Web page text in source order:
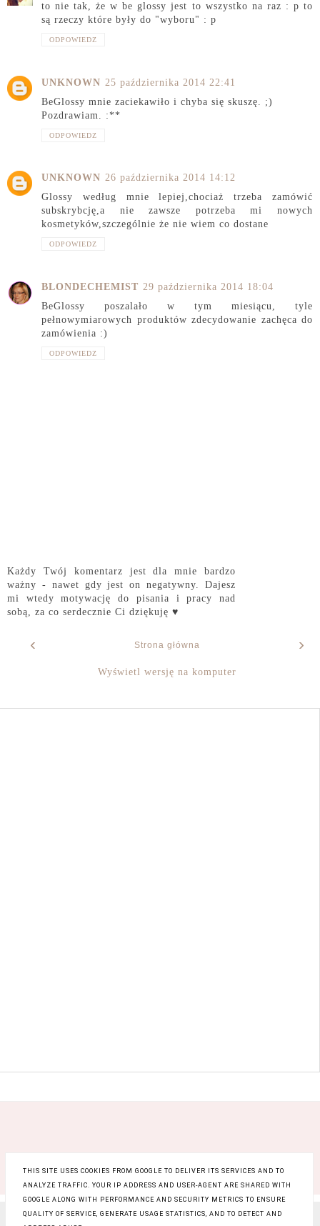
to nie tak, że w be glossy jest to wszystko na raz : p to
są rzeczy które były do "wyboru" : p
ODPOWIEDZ
UNKNOWN 25 października 2014 22:41
BeGlossy mnie zaciekawiło i chyba się skuszę. ;)
Pozdrawiam. :**
ODPOWIEDZ
UNKNOWN 26 października 2014 14:12
Glossy według mnie lepiej,chociaż trzeba zamówić
subskrybcję,a nie zawsze potrzeba mi nowych
kosmetyków,szczególnie że nie wiem co dostane
ODPOWIEDZ
BLONDECHEMIST 29 października 2014 18:04
BeGlossy poszalało w tym miesiącu, tyle
pełnowymiarowych produktów zdecydowanie zachęca do
zamówienia :)
ODPOWIEDZ
Każdy Twój komentarz jest dla mnie bardzo
ważny - nawet gdy jest on negatywny. Dajesz
mi wtedy motywację do pisania i pracy nad
sobą, za co serdecznie Ci dziękuję ♥
‹ ›
Strona główna
Wyświetl wersję na komputer
THIS SITE USES COOKIES FROM GOOGLE TO DELIVER ITS SERVICES AND TO
ANALYZE TRAFFIC. YOUR IP ADDRESS AND USER-AGENT ARE SHARED WITH
GOOGLE ALONG WITH PERFORMANCE AND SECURITY METRICS TO ENSURE
QUALITY OF SERVICE, GENERATE USAGE STATISTICS, AND TO DETECT AND